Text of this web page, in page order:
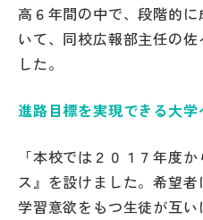
学校からのお知らせ
学校HP最新情報
NettyLandかわら版
高６年間の中で、段階的
いて、同校広報部主任の
した。
進路目標を実現できる大学
「本校では２０１７年度
ス』を設けました。希望
学習意欲をもつ生徒が互